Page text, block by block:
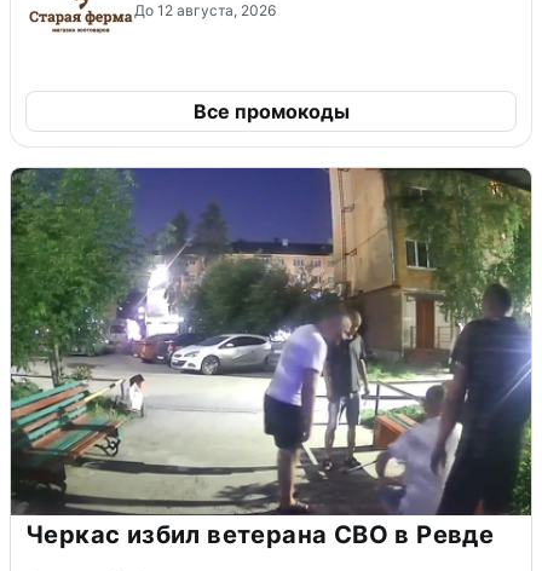
До 12 августа, 2026
Все промокоды
Черкас избил ветерана СВО в Ревде